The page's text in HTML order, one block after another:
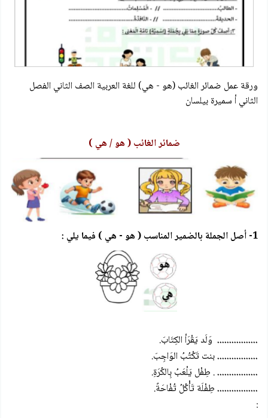
ورقة عمل ضمائر الغائب (هو - هي) للغة العربية الصف الثاني الفصل
الثاني أ سميرة بيلسان
ضمائر الغائب ( هو / هي )
1- أصل الجملة بالضمير المناسب ( هو - هي ) فيما يلي :
................. وَلَد يَقْرَأ الكِتَابَ.
.................بنت تَكْتُبُ الوَاجِبَ.
.................. طِفْل يَلْعَبُ بِالكُرَةِ.
.................طِفْلَة تَأْكُلُ تُفْاحَةً.
: